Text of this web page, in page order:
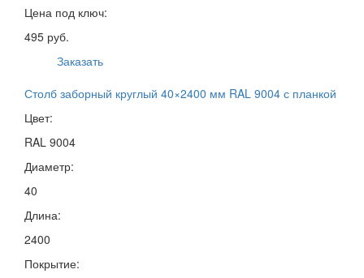
Цена под ключ:
495 руб.
Заказать
Столб заборный круглый 40×2400 мм RAL 9004 с планкой
Цвет:
RAL 9004
Диаметр:
40
Длина:
2400
Покрытие: